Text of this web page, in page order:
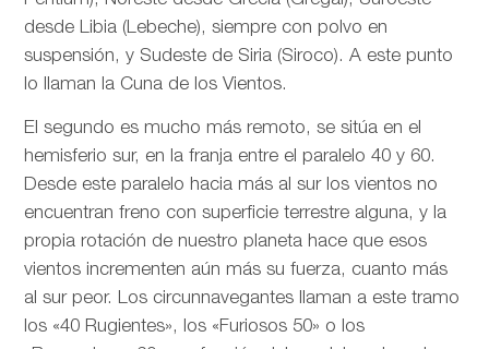
desde Libia (Lebeche), siempre con polvo en
suspensión, y Sudeste de Siria (Siroco). A este punto
lo llaman la Cuna de los Vientos.
El segundo es mucho más remoto, se sitúa en el
hemisferio sur, en la franja entre el paralelo 40 y 60.
Desde este paralelo hacia más al sur los vientos no
encuentran freno con superficie terrestre alguna, y la
propia rotación de nuestro planeta hace que esos
vientos incrementen aún más su fuerza, cuanto más
al sur peor. Los circunnavegantes llaman a este tramo
los «40 Rugientes», los «Furiosos 50» o los